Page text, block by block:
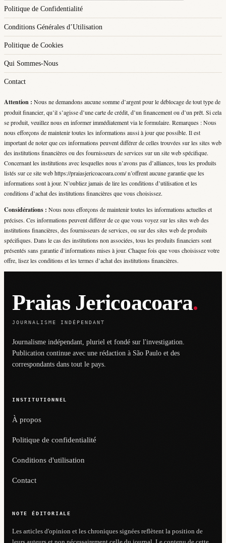
des
publications
Politique de Confidentialité
Conditions Générales d’Utilisation
Politique de Cookies
Qui Sommes-Nous
Contact
Attention : Nous ne demandons aucune somme d’argent pour le déblocage de tout type de
produit financier, qu’il s’agisse d’une carte de crédit, d’un financement ou d’un prêt. Si cela
se produit, veuillez nous en informer immédiatement via le formulaire. Remarques : Nous
nous efforçons de maintenir toutes les informations aussi à jour que possible. Il est
important de noter que ces informations peuvent différer de celles trouvées sur les sites web
des institutions financières ou des fournisseurs de services sur un site web spécifique.
Concernant les institutions avec lesquelles nous n’avons pas d’alliances, tous les produits
listés sur ce site web https://praiasjericoacoara.com/ n’offrent aucune garantie que les
informations sont à jour. N’oubliez jamais de lire les conditions d’utilisation et les
conditions d’achat des institutions financières que vous choisissez.
Considérations : Nous nous efforçons de maintenir toutes les informations actuelles et
précises. Ces informations peuvent différer de ce que vous voyez sur les sites web des
institutions financières, des fournisseurs de services, ou sur des sites web de produits
spécifiques. Dans le cas des institutions non associées, tous les produits financiers sont
présentés sans garantie d’informations mises à jour. Chaque fois que vous choisissez votre
offre, lisez les conditions et les termes d’achat des institutions financières.
Praias Jericoacoara.
JOURNALISME INDÉPENDANT
Journalisme indépendant, pluriel et fondé sur l'investigation.
Publication continue avec une rédaction à São Paulo et des
correspondants dans tout le pays.
INSTITUTIONNEL
À propos
Politique de confidentialité
Conditions d'utilisation
Contact
NOTE ÉDITORIALE
Les articles d'opinion et les chroniques signées reflètent la position de